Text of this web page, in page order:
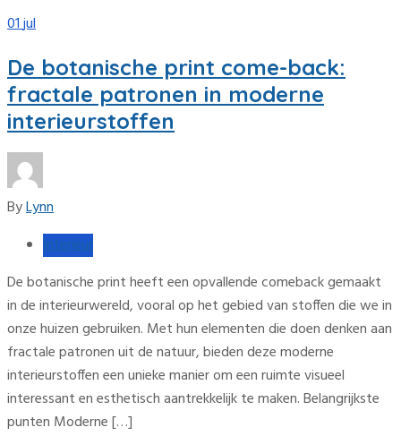
01jul
De botanische print come-back:
fractale patronen in moderne
interieurstoffen
ByLynn
Interieur
De botanische print heeft een opvallende comeback gemaakt
in de interieurwereld, vooral op het gebied van stoffen die we in
onze huizen gebruiken. Met hun elementen die doen denken aan
fractale patronen uit de natuur, bieden deze moderne
interieurstoffen een unieke manier om een ruimte visueel
interessant en esthetisch aantrekkelijk te maken. Belangrijkste
punten Moderne […]